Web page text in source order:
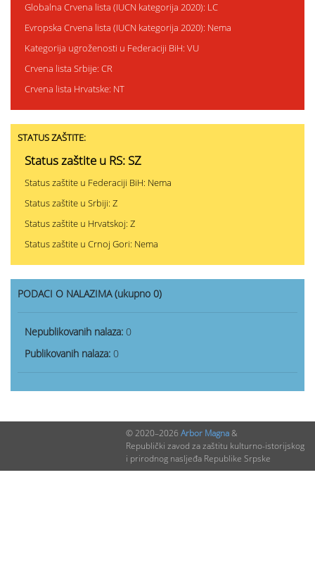
Globalna Crvena lista (IUCN kategorija 2020): LC
Evropska Crvena lista (IUCN kategorija 2020): Nema
Kategorija ugroženosti u Federaciji BiH: VU
Crvena lista Srbije: CR
Crvena lista Hrvatske: NT
STATUS ZAŠTITE:
Status zaštite u RS: SZ
Status zaštite u Federaciji BiH: Nema
Status zaštite u Srbiji: Z
Status zaštite u Hrvatskoj: Z
Status zaštite u Crnoj Gori: Nema
PODACI O NALAZIMA (ukupno 0)
Nepublikovanih nalaza: 0
Publikovanih nalaza: 0
© 2020–2026 Arbor Magna&
Republički zavod za zaštitu kulturno-istorijskog
i prirodnog nasljeđa Republike Srpske